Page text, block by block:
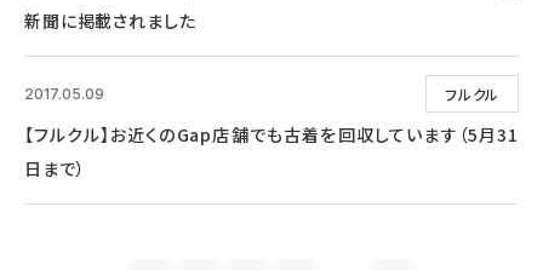
新聞に掲載されました
フルクル
2017.05.09
【フルクル】お近くのGap店舗でも古着を回収しています（5月31
日まで）